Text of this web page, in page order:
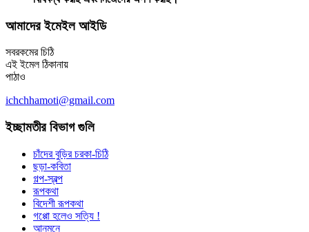
আমাদের ইমেইল আইডি
সবরকমের চিঠি
এই ইমেল ঠিকানায়
পাঠাও
ichchhamoti@gmail.com
ইচ্ছামতীর বিভাগ গুলি
চাঁদের বুড়ির চরকা-চিঠি
ছড়া-কবিতা
গল্প-স্বল্প
রূপকথা
বিদেশী রূপকথা
গপ্পো হলেও সত্যি !
আনমনে